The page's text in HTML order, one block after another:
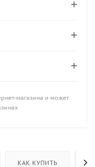
магазина и может
КАК КУПИТЬ